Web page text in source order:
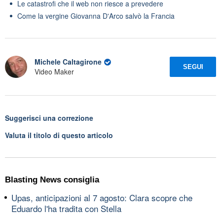
Le catastrofi che il web non riesce a prevedere
Come la vergine Giovanna D'Arco salvò la Francia
Michele Caltagirone
Video Maker
SEGUI
Suggerisci una correzione
Valuta il titolo di questo articolo
Blasting News consiglia
Upas, anticipazioni al 7 agosto: Clara scopre che
Eduardo l'ha tradita con Stella